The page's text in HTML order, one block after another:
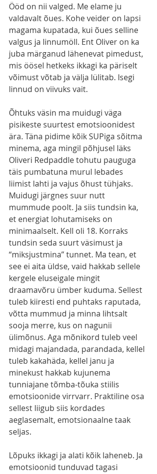
Ööd on nii valged. Me elame ju
valdavalt õues. Kohe veider on lapsi
magama kupatada, kui õues selline
valgus ja linnumöll. Ent Oliver on ka
juba märganud lähenevat pimedust,
mis öösel hetkeks ikkagi ka päriselt
võimust võtab ja välja lülitab. Isegi
linnud on viivuks vait.
Õhtuks väsin ma muidugi väga
pisikeste suurtest emotsioonidest
ära. Täna pidime kõik SUPiga sõitma
minema, aga mingil põhjusel läks
Oliveri Redpaddle tohutu pauguga
täis pumbatuna murul lebades
liimist lahti ja vajus õhust tühjaks.
Muidugi järgnes suur nutt
mummude poolt. Ja siis tundsin ka,
et energiat lohutamiseks on
minimaalselt. Kell oli 18. Korraks
tundsin seda suurt väsimust ja
“miksjustmina” tunnet. Ma tean, et
see ei aita üldse, vaid hakkab sellele
kergele eluseigale mingit
draamavõru ümber kuduma. Sellest
tuleb kiiresti end puhtaks raputada,
võtta mummud ja minna lihtsalt
sooja merre, kus on nagunii
ülimõnus. Aga mõnikord tuleb veel
midagi majandada, parandada, kellel
tuleb kakahäda, kellel janu ja
minekust hakkab kujunema
tunniajane tõmba-tõuka stiilis
emotsioonide virrvarr. Praktiline osa
sellest liigub siis kordades
aeglasemalt, emotsionaalne taak
seljas.
Lõpuks ikkagi ja alati kõik laheneb. Ja
emotsioonid tunduvad tagasi